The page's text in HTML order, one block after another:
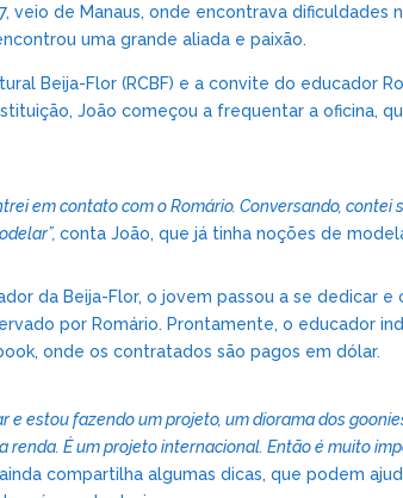
veio de Manaus, onde encontrava dificuldades
uma grande aliada e paixão.
Beija-Flor (RCBF) e a convite do educador
João começou a frequentar a oficina,
em contato com o Romário. Conversando,
conta João, que já tinha noções de
da Beija-Flor, o jovem passou a se dedicar
por Romário. Prontamente, o educador
onde os contratados são pagos em dólar.
e estou fazendo um projeto, um diorama dos
renda. É um projeto internacional. Então é muito
compartilha algumas dicas, que podem